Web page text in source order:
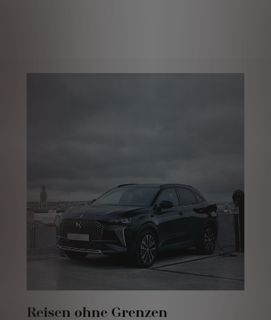
Reisen ohne Grenzen